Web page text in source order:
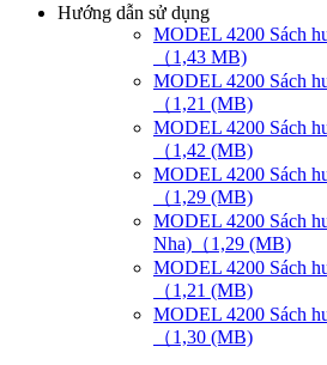
Hướng dẫn sử dụng
MODEL 4200 Sách
（1,43 MB)
MODEL 4200 Sách
（1,21 (MB)
MODEL 4200 Sách
（1,42 (MB)
MODEL 4200 Sách
（1,29 (MB)
MODEL 4200 Sách
Nha)（1,29 (MB)
MODEL 4200 Sách
（1,21 (MB)
MODEL 4200 Sách
（1,30 (MB)